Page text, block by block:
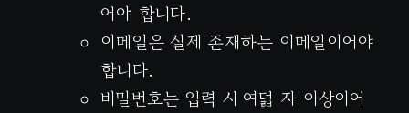
어야 합니다.
이메일은 실제 존재하는 이메일이어야
합니다.
비밀번호는 입력 시 여덟 자 이상이어